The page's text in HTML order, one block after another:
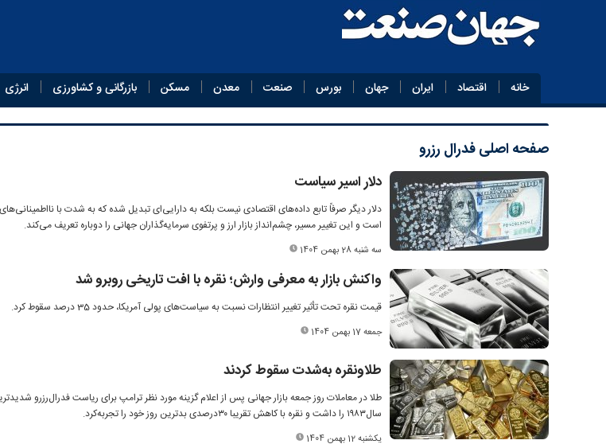
خانه اقتصاد ایران جهان بورس صنعت معدن مسکن بازرگانی و کشاورزی انرژی
صفحه اصلیفدرال رزرو
دلار اسیر سیاست
دلار دیگر صرفاً تابع داده‌های اقتصادی نیست بلکه به دارایی‌ای تبدیل شده که به شدت با
است و این تغییر مسیر، چشم‌انداز بازار ارز و پرتفوی سرمایه‌گذاران جهانی را دوباره تعریف می‌کند.
سه شنبه 28 بهمن 1404
واکنش بازار به معرفی وارش؛ نقره با افت تاریخی روبرو شد
قیمت نقره تحت تأثیر تغییر انتظارات نسبت به سیاست‌های پولی آمریکا، حدود 35 درصد سقوط کرد.
جمعه 17 بهمن 1404
طلاونقره به‌شدت سقوط کردند
طلا در معاملات روز جمعه بازار جهانی پس از اعلام گزینه مورد نظر ترامپ برای ریاست فدرال‌رزرو
سال۱۹۸۳ را داشت و نقره با کاهش تقریبا ۳۰‌درصدی بدترین روز خود را تجربه‌کرد.
یکشنبه 12 بهمن 1404